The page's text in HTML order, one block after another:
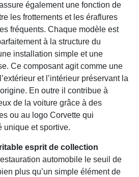
également une fonction de
les frottements et les éraflures
fréquents. Chaque modèle est
à la structure du
installation simple et une
Ce composant agit comme une
et l’intérieur préservant la
En outre il contribue à
de la voiture grâce à des
ou au logo Corvette qui
unique et sportive.
esprit de collection
automobile le seuil de
plus qu’un simple élément de